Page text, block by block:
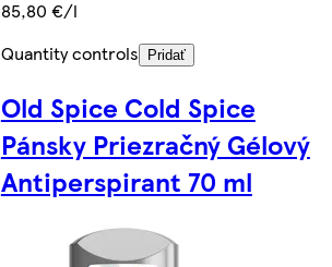
85,80 €/l
Quantity controls
Pridať
Old Spice Cold Spice
Pánsky Priezračný Gélový
Antiperspirant 70 ml